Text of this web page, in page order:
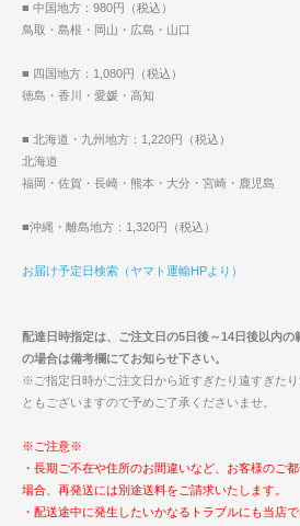
■ 中国地方：980円（税込）
鳥取・島根・岡山・広島・山口
■ 四国地方：1,080円（税込）
徳島・香川・愛媛・高知
■ 北海道・九州地方：1,220円（税込）
北海道
福岡・佐賀・長崎・熊本・大分・宮崎・鹿児島
■沖縄・離島地方：1,320円（税込）
お届け予定日検索（ヤマト運輸HPより）
配達日時指定は、ご注文日の5日後～14日後以内
の場合は備考欄にてお知らせ下さい。
※ご指定日時がご注文日から近すぎたり遠すぎた
ともございますので予めご了承くださいませ。
※ご注意※
・長期ご不在や住所のお間違いなど、お客様のご
場合、再発送には別途送料をご請求いたします。
・配送途中に発生したいかなるトラブルにも当店